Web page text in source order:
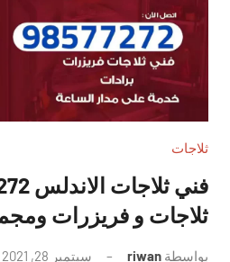
ثلاجات
ثلاجات و فريزرات
بواسطة riwan سبتمبر 28, 2021